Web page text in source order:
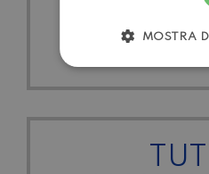
TUTTI IMOSTRA